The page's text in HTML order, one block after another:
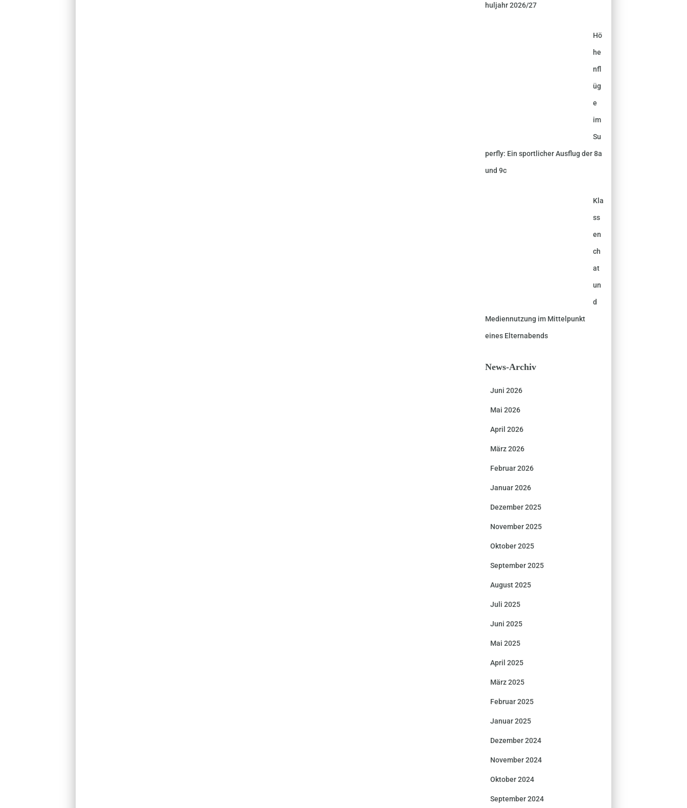
huljahr 2026/27
Hö
he
nfl
üg
e
im
Su
perfly: Ein sportlicher Ausflug der 8a
und 9c
Kla
ss
en
ch
at
un
d
Mediennutzung im Mittelpunkt
eines Elternabends
News-Archiv
Juni 2026
Mai 2026
April 2026
März 2026
Februar 2026
Januar 2026
Dezember 2025
November 2025
Oktober 2025
September 2025
August 2025
Juli 2025
Juni 2025
Mai 2025
April 2025
März 2025
Februar 2025
Januar 2025
Dezember 2024
November 2024
Oktober 2024
September 2024